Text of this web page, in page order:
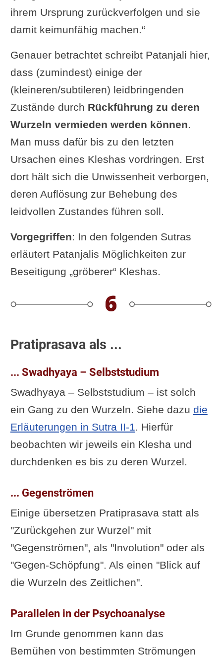
ihrem Ursprung zurückverfolgen und sie
damit keimunfähig machen.“
Genauer betrachtet schreibt Patanjali hier,
dass (zumindest) einige der
(kleineren/subtileren) leidbringenden
Zustände durch Rückführung zu deren
Wurzeln vermieden werden können.
Man muss dafür bis zu den letzten
Ursachen eines Kleshas vordringen. Erst
dort hält sich die Unwissenheit verborgen,
deren Auflösung zur Behebung des
leidvollen Zustandes führen soll.
Vorgegriffen: In den folgenden Sutras
erläutert Patanjalis Möglichkeiten zur
Beseitigung „gröberer“ Kleshas.
Pratiprasava als ...
... Swadhyaya – Selbststudium
Swadhyaya – Selbststudium – ist solch
ein Gang zu den Wurzeln. Siehe dazu die
Erläuterungen in Sutra II-1. Hierfür
beobachten wir jeweils ein Klesha und
durchdenken es bis zu deren Wurzel.
... Gegenströmen
Einige übersetzen Pratiprasava statt als
"Zurückgehen zur Wurzel" mit
"Gegenströmen", als "Involution" oder als
"Gegen-Schöpfung". Als einen "Blick auf
die Wurzeln des Zeitlichen".
Parallelen in der Psychoanalyse
Im Grunde genommen kann das
Bemühen von bestimmten Strömungen